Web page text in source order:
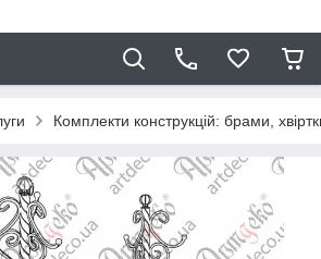
Комплекти конструкцій: брами,